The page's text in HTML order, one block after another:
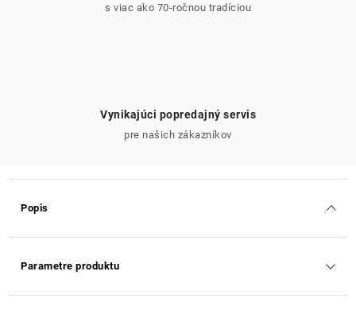
s viac ako 70-ročnou tradíciou
Vynikajúci popredajný servis
pre našich zákazníkov
Popis
Parametre produktu